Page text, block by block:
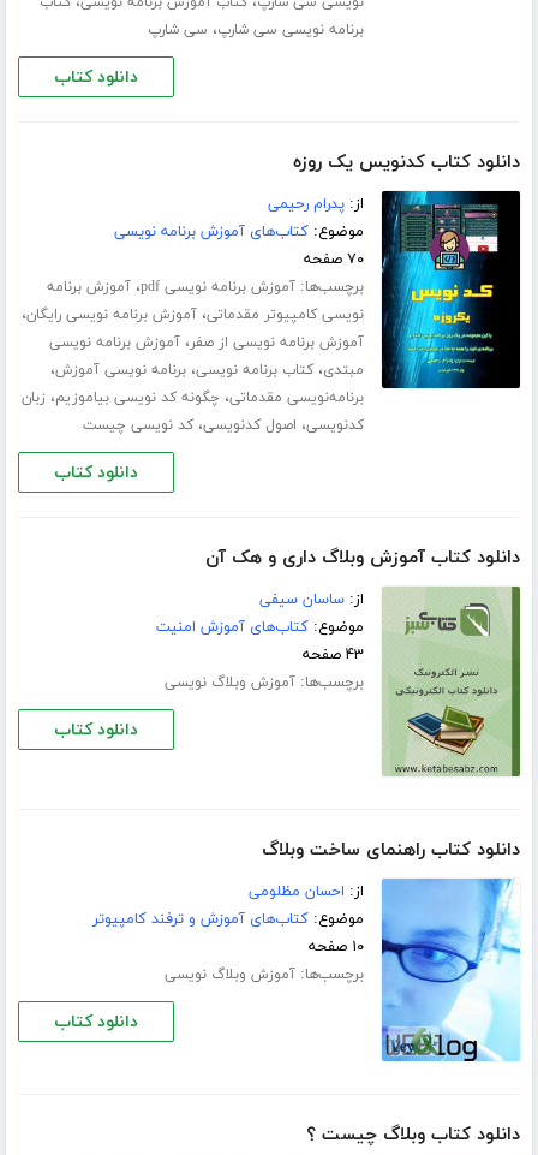
برنامه نویسی سی شارپ، سی شارپ
دانلود کتاب
دانلود کتاب کدنویس یک روزه
از:پدرام رحیمی
موضوع:کتاب‌های آموزش برنامه نویسی
۷۰ صفحه
برچسب‌ها:آموزش برنامه نویسی pdf ،آموزش برنامه
نویسی کامپیوتر مقدماتی،آموزش برنامه نویسی رایگان،
آموزش برنامه نویسی از صفر،آموزش برنامه نویسی
مبتدی،کتاب برنامه نویسی،برنامه نویسی آموزش،
برنامه‌نویسی مقدماتی، چگونه کد نویسی بیاموزیم، زبان
کدنویسی، اصول کدنویسی،کد نویسی چیست
دانلود کتاب
دانلود کتاب آموزش وبلاگ داری و هک آن
از:ساسان سیفی
موضوع:کتاب‌های آموزش امنیت
۴۳ صفحه
برچسب‌ها:آموزش وبلاگ نویسی
دانلود کتاب
دانلود کتاب راهنمای ساخت وبلاگ
از: احسان مظلومی
موضوع:کتاب‌های آموزش و ترفند کامپیوتر
۱۰ صفحه
برچسب‌ها:آموزش وبلاگ نویسی
دانلود کتاب
دانلود کتاب وبلاگ چیست ؟